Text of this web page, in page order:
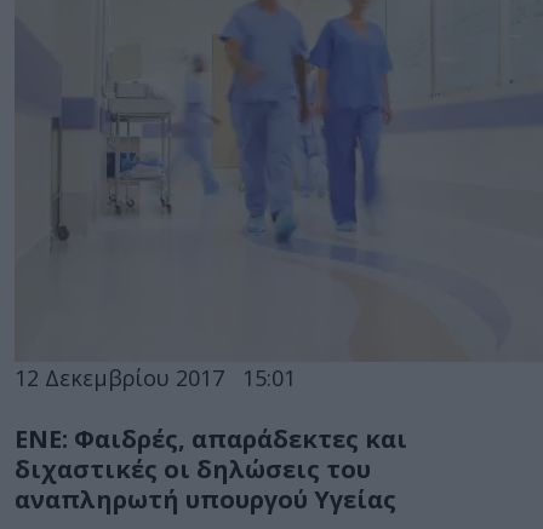
12 Δεκεμβρίου 2017 15:01
ΕΝΕ: Φαιδρές, απαράδεκτες και
διχαστικές οι δηλώσεις του
αναπληρωτή υπουργού Υγείας